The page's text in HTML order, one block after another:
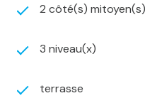
2 côté(s) mitoyen(s)
3 niveau(x)
terrasse